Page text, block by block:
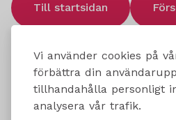
Vi använder cookies på
förbättra din
tillhandahålla personligt
analysera vår trafik.
Till startsidan